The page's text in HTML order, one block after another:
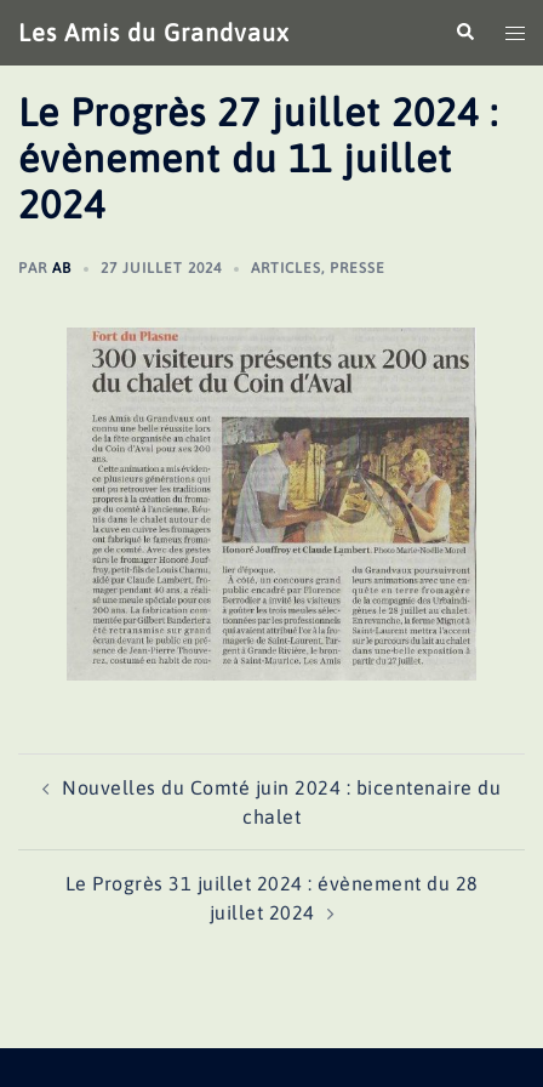
au
contenu
Les Amis du Grandvaux
le
Le Progrès 27 juillet 2024 :
évènement du 11 juillet
2024
PAR AB 27 JUILLET 2024 ARTICLES, PRESSE
d’article
Nouvelles du Comté juin 2024 : bicentenaire du
chalet
Le Progrès 31 juillet 2024 : évènement du 28
juillet 2024